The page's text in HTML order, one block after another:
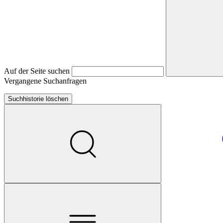
Auf der Seite suchen
Vergangene Suchanfragen
Suchhistorie löschen